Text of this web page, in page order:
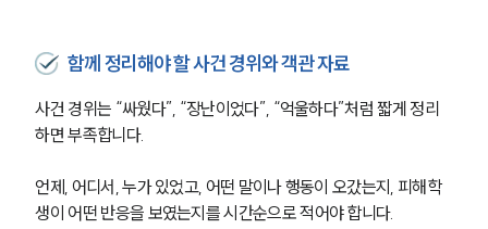
함께 정리해야 할 사건 경위와 객관 자료
사건 경위는 “싸웠다”, “장난이었다”, “억울하다”처럼 짧게 정리
하면 부족합니다.
언제, 어디서, 누가 있었고, 어떤 말이나 행동이 오갔는지, 피해학
생이 어떤 반응을 보였는지를 시간순으로 적어야 합니다.